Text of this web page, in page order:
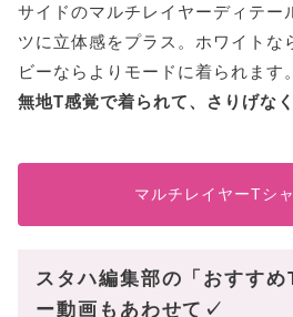
サイドのマルチレイヤーディテー
ツに立体感をプラス。ホワイトな
ビーならよりモードに着られます。
無地T感覚で着られて、さりげな
マルチレイヤーTシ
スタハ編集部の「おすすめ
ー動画もあわせて✓